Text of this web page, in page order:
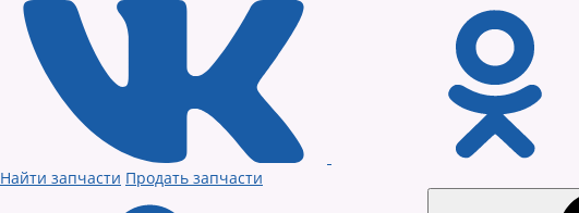
Найти запчасти Продать запчасти